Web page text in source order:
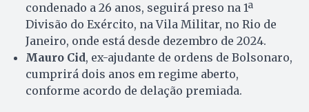
condenado a 26 anos, seguirá preso na 1ª
Divisão do Exército, na Vila Militar, no Rio de
Janeiro, onde está desde dezembro de 2024.
Mauro Cid, ex-ajudante de ordens de Bolsonaro,
cumprirá dois anos em regime aberto,
conforme acordo de delação premiada.